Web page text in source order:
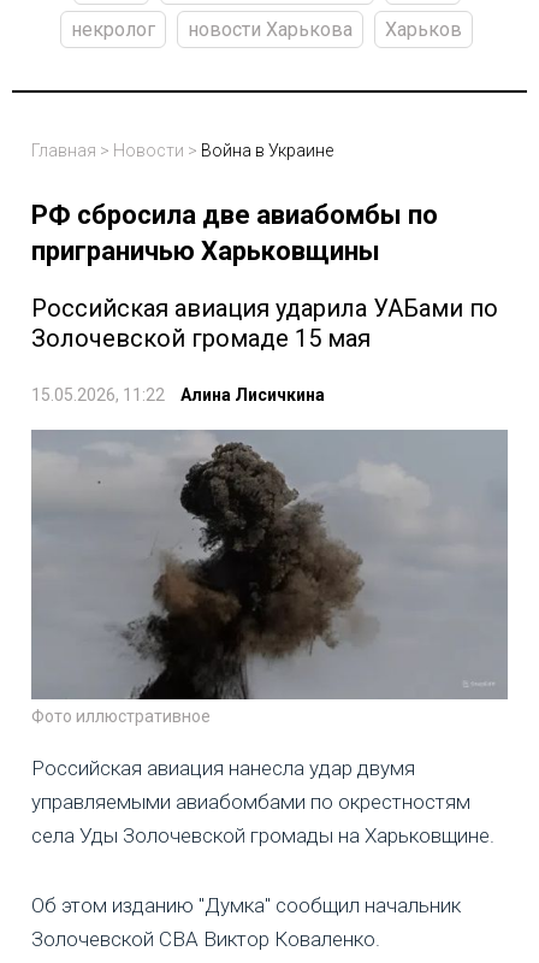
некролог
новости Харькова Харьков
Главная > Новости > Война в Украине
РФ сбросила две авиабомбы по
приграничью Харьковщины
Российская авиация ударила УАБами по
Золочевской громаде 15 мая
15.05.2026, 11:22 Алина Лисичкина
Фото иллюстративное
Российская авиация нанесла удар двумя
управляемыми авиабомбами по окрестностям
села Уды Золочевской громады на Харьковщине.
Об этом изданию "Думка" сообщил начальник
Золочевской СВА Виктор Коваленко.